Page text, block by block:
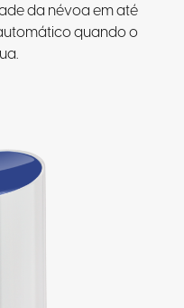
da névoa em até
quando o